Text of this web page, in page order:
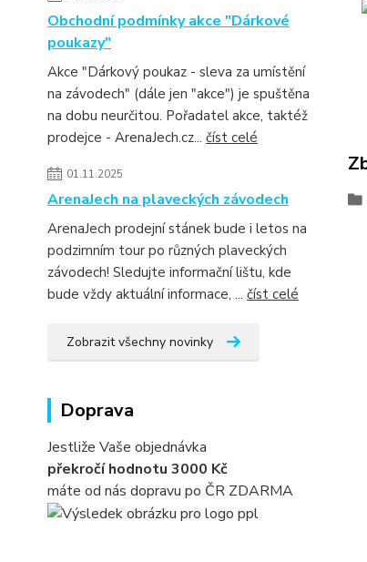
Obchodní podmínky akce "Dárkové
poukazy"
Akce "Dárkový poukaz - sleva za umístění
na závodech" (dále jen "akce") je spuštěna
na dobu neurčitou. Pořadatel akce, taktéž
prodejce - ArenaJech.cz... číst celé
01.11.2025
ArenaJech na plaveckých závodech
ArenaJech prodejní stánek bude i letos na
podzimním tour po různých plaveckých
závodech! Sledujte informační lištu, kde
bude vždy aktuální informace, ... číst celé
Zobrazit všechny novinky
Doprava
Jestliže Vaše objednávka
překročí hodnotu 3000 Kč
máte od nás dopravu po ČR ZDARMA